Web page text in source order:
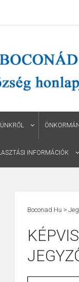
INFORMÁCIÓK
Boconad.hu >